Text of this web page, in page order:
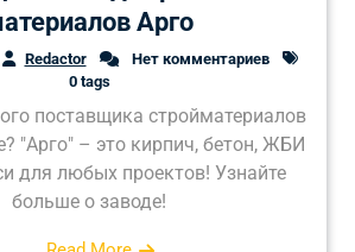
Арго
Redactor
Нет комментариев
0 tags
поставщика стройматериалов
"Арго" – это кирпич, бетон, ЖБИ
для любых проектов! Узнайте
больше о заводе!